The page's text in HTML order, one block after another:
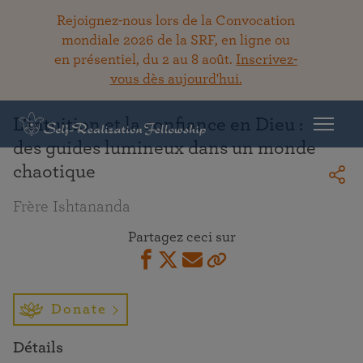
Rejoignez-nous lors de la Convocation
mondiale 2026 de la SRF, en ligne ou
en présentiel, du 2 au 8 août. Inscrivez-
vous dès aujourd'hui.
Retour à la bibliothèque
L’intuition et la confiance en Dieu :
des guides lumineux dans un monde
chaotique
Frère Ishtananda
Partagez ceci sur
Donate
Détails